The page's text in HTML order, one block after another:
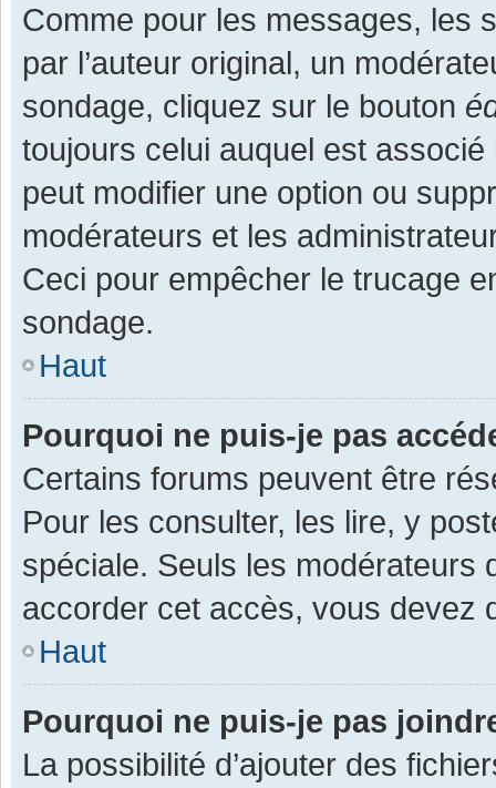
Comme pour les messages, les
par l’auteur original, un
sondage, cliquez sur le bouton
toujours celui auquel est associé
peut modifier une option ou
modérateurs et les
Ceci pour empêcher le trucage
sondage.
Haut
Pourquoi ne puis-je pas
Certains forums peuvent être
Pour les consulter, les lire, y
spéciale. Seuls les modérateurs
accorder cet accès, vous devez
Haut
Pourquoi ne puis-je pas
La possibilité d’ajouter des